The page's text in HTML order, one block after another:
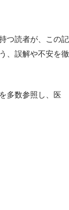
つ読者が、この記
、誤解や不安を徹
多数参照し、医